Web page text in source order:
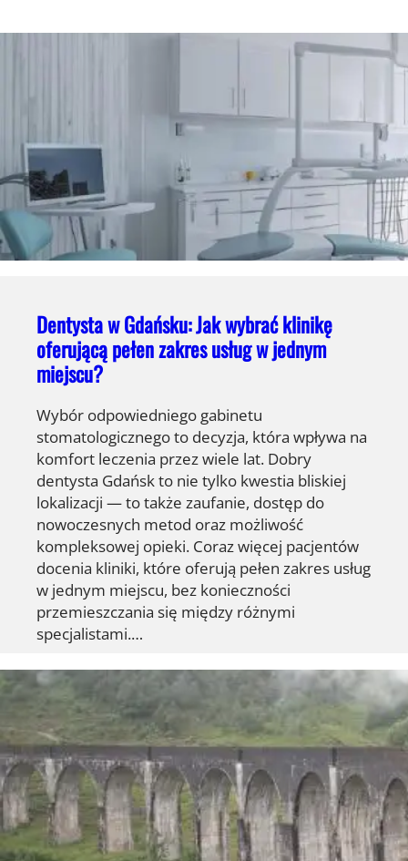
Dentysta w Gdańsku: Jak wybrać klinikę
oferującą pełen zakres usług w jednym
miejscu?
Wybór odpowiedniego gabinetu
stomatologicznego to decyzja, która wpływa na
komfort leczenia przez wiele lat. Dobry
dentysta Gdańsk to nie tylko kwestia bliskiej
lokalizacji — to także zaufanie, dostęp do
nowoczesnych metod oraz możliwość
kompleksowej opieki. Coraz więcej pacjentów
docenia kliniki, które oferują pełen zakres usług
w jednym miejscu, bez konieczności
przemieszczania się między różnymi
specjalistami.…